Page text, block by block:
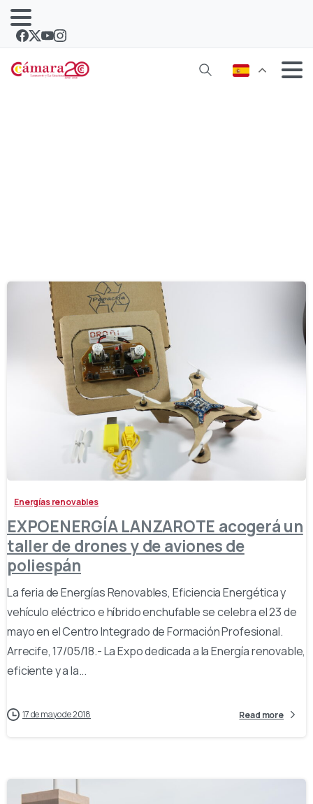
Energías renovables
EXPOENERGÍA LANZAROTE acogerá un
taller de drones y de aviones de
poliespán
La feria de Energías Renovables, Eficiencia Energética y
vehículo eléctrico e híbrido enchufable se celebra el 23 de
mayo en el Centro Integrado de Formación Profesional.
Arrecife, 17/05/18.- La Expo dedicada a la Energía renovable,
eficiente y a la...
17 de mayo de 2018 Read more